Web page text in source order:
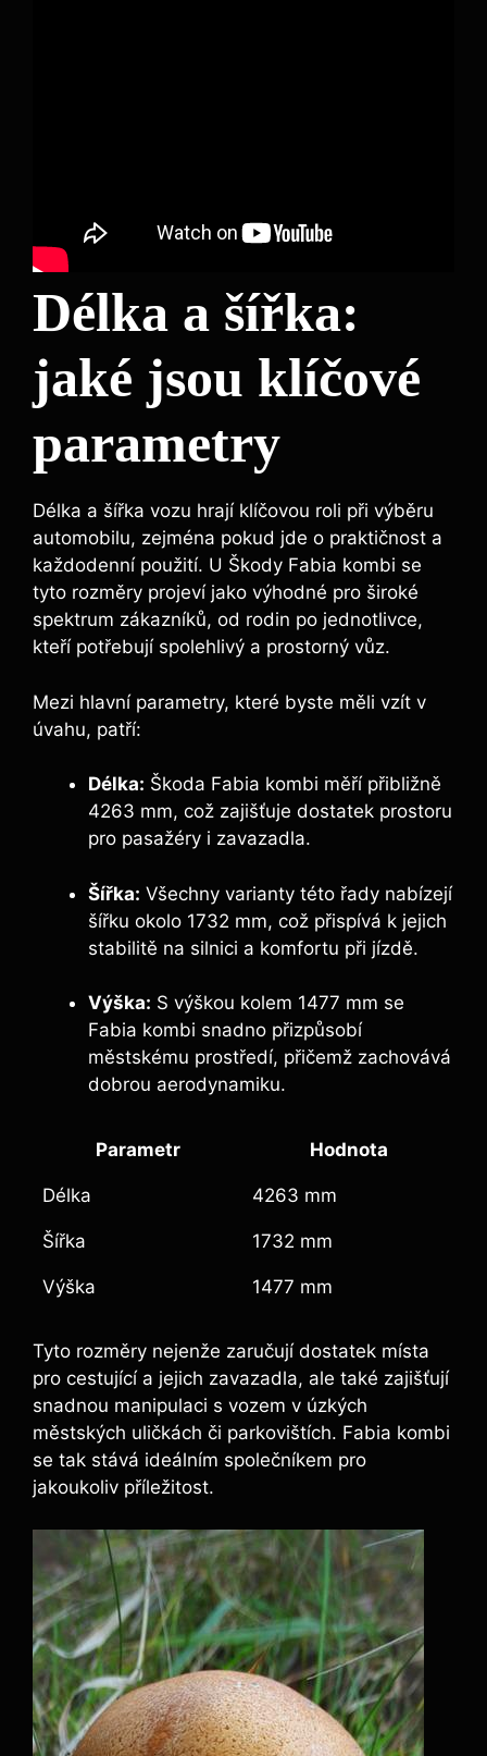
Délka a šířka:
jaké jsou klíčové
parametry
Délka a šířka vozu hrají klíčovou roli při výběru
automobilu, zejména pokud jde o praktičnost a
každodenní použití. U Škody Fabia kombi se
tyto rozměry projeví jako výhodné pro široké
spektrum zákazníků, od rodin po jednotlivce,
kteří potřebují spolehlivý a prostorný vůz.
Mezi hlavní parametry, které byste měli vzít v
úvahu, patří:
Délka: Škoda Fabia kombi měří přibližně
4263 mm, což zajišťuje dostatek prostoru
pro pasažéry i zavazadla.
Šířka: Všechny varianty této řady nabízejí
šířku okolo 1732 mm, což přispívá k jejich
stabilitě na silnici a komfortu při jízdě.
Výška: S výškou kolem 1477 mm se
Fabia kombi snadno přizpůsobí
městskému prostředí, přičemž zachovává
dobrou aerodynamiku.
Parametr Hodnota
Délka 4263 mm
Šířka 1732 mm
Výška 1477 mm
Tyto rozměry nejenže zaručují dostatek místa
pro cestující a jejich zavazadla, ale také zajišťují
snadnou manipulaci s vozem v úzkých
městských uličkách či parkovištích. Fabia kombi
se tak stává ideálním společníkem pro
jakoukoliv příležitost.